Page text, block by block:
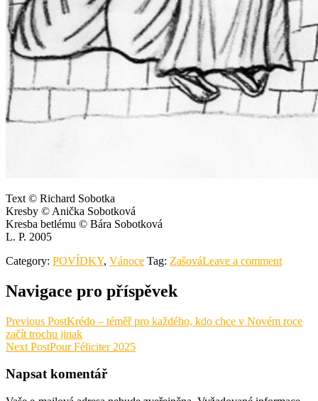
Text © Richard Sobotka
Kresby © Anička Sobotková
Kresba betlému © Bára Sobotková
L. P. 2005
Category: POVÍDKY, Vánoce Tag: ZašováLeave a comment
Navigace pro příspěvek
Previous PostKrédo – téměř pro každého, kdo chce v Novém roce
začít trochu jinak
Next PostPour Féliciter 2025
Napsat komentář